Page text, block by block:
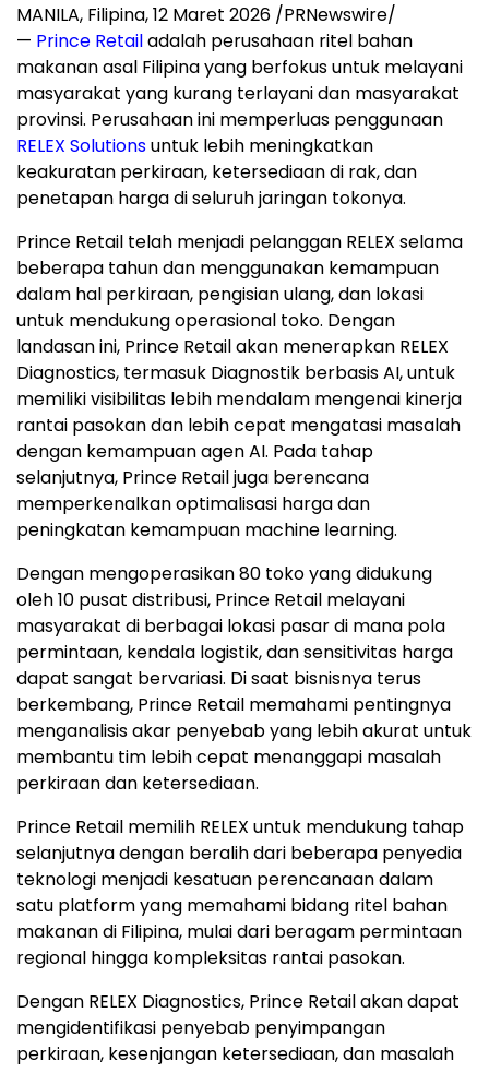
MANILA, Filipina,12 Maret 2026 /PRNewswire/
— Prince Retailadalah perusahaan ritel bahan
makanan asal Filipina yang berfokus untuk melayani
masyarakat yang kurang terlayani dan masyarakat
provinsi. Perusahaan ini memperluas penggunaan
RELEX Solutionsuntuk lebih meningkatkan
keakuratan perkiraan, ketersediaan di rak, dan
penetapan harga di seluruh jaringan tokonya.
Prince Retail telah menjadi pelanggan RELEX selama
beberapa tahun dan menggunakan kemampuan
dalam hal perkiraan, pengisian ulang, dan lokasi
untuk mendukung operasional toko. Dengan
landasan ini, Prince Retail akan menerapkan RELEX
Diagnostics, termasuk Diagnostik berbasis AI, untuk
memiliki visibilitas lebih mendalam mengenai kinerja
rantai pasokan dan lebih cepat mengatasi masalah
dengan kemampuan agen AI. Pada tahap
selanjutnya, Prince Retail juga berencana
memperkenalkan optimalisasi harga dan
peningkatan kemampuan machine learning.
Dengan mengoperasikan 80 toko yang didukung
oleh 10 pusat distribusi, Prince Retail melayani
masyarakat di berbagai lokasi pasar di mana pola
permintaan, kendala logistik, dan sensitivitas harga
dapat sangat bervariasi. Di saat bisnisnya terus
berkembang, Prince Retail memahami pentingnya
menganalisis akar penyebab yang lebih akurat untuk
membantu tim lebih cepat menanggapi masalah
perkiraan dan ketersediaan.
Prince Retail memilih RELEX untuk mendukung tahap
selanjutnya dengan beralih dari beberapa penyedia
teknologi menjadi kesatuan perencanaan dalam
satu platform yang memahami bidang ritel bahan
makanan di Filipina, mulai dari beragam permintaan
regional hingga kompleksitas rantai pasokan.
Dengan RELEX Diagnostics, Prince Retail akan dapat
mengidentifikasi penyebab penyimpangan
perkiraan, kesenjangan ketersediaan, dan masalah